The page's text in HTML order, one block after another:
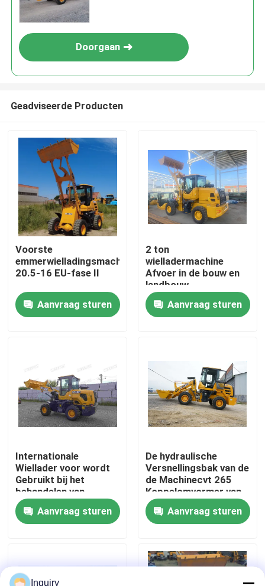
Huis
Producten
Ongeveer ons
Kwaliteitscontrole
Contacteer ons
Nieuws
Verzoek om een Citaat
Compacte Wielladers
Doorgaan
Geadviseerde Producten
Voorste
emmerwielladingsmachineband
20.5-16 EU-fase II
Aanvraag sturen
2 ton
wielladermachine
Afvoer in de bouw en
landbouw
Aanvraag sturen
Internationale
Wiellader voor wordt
Gebruikt bij het
behandelen van
Stofmilieu
Aanvraag sturen
De hydraulische
Versnellingsbak van de
de Machinecvt 265
Koppelomvormer van
de Wiellader
Aanvraag sturen
Inquiry